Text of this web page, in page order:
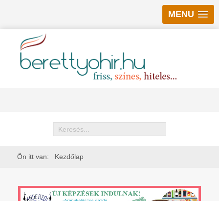
MENU
Keresés
Ön itt van: Kezdőlap